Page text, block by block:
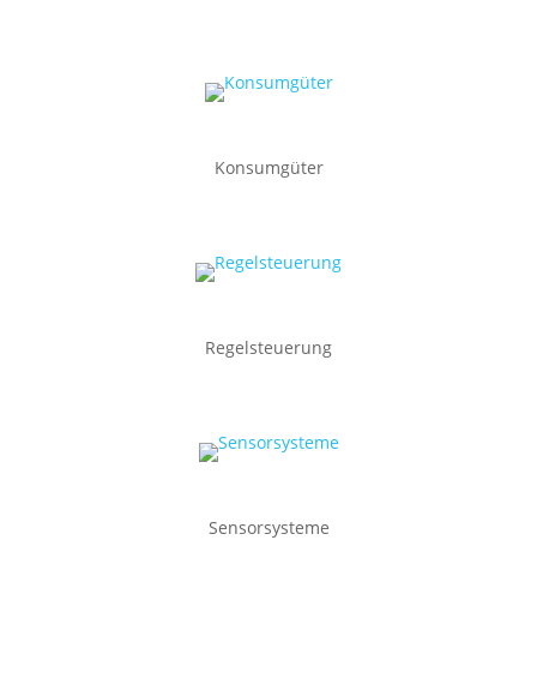
Konsumgüter
Regelsteuerung
Sensorsysteme